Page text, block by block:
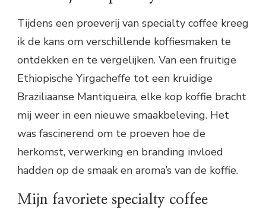
Tijdens een proeverij van specialty coffee kreeg
ik de kans om verschillende koffiesmaken te
ontdekken en te vergelijken. Van een fruitige
Ethiopische Yirgacheffe tot een kruidige
Braziliaanse Mantiqueira, elke kop koffie bracht
mij weer in een nieuwe smaakbeleving. Het
was fascinerend om te proeven hoe de
herkomst, verwerking en branding invloed
hadden op de smaak en aroma’s van de koffie.
Mijn favoriete specialty coffee